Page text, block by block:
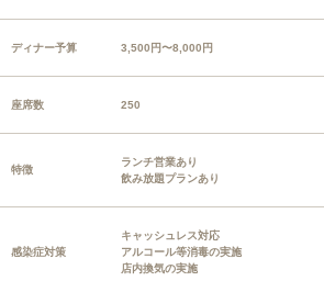
ディナー予算 3,500円〜8,000円
座席数 250
特徴
ランチ営業あり
飲み放題プランあり
感染症対策
キャッシュレス対応
アルコール等消毒の実施
店内換気の実施